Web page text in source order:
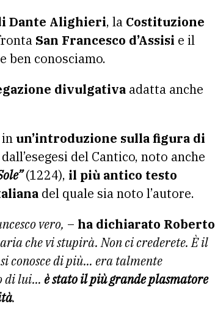
Dante Alighieri, la Costituzione
San Francesco d’Assisi e il
ben conosciamo.
divulgativa adatta anche
un’introduzione sulla figura di
del Cantico, noto anche
(1224), il più antico testo
del quale sia noto l’autore.
vero, – ha dichiarato Roberto
che vi stupirà. Non ci crederete. È il
conosce di più… era talmente
di lui… è stato il più grande plasmatore
.